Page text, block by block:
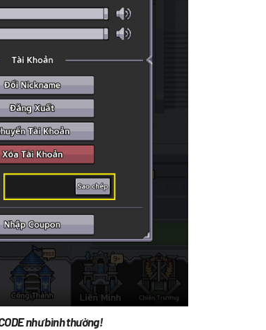
như bình thường!